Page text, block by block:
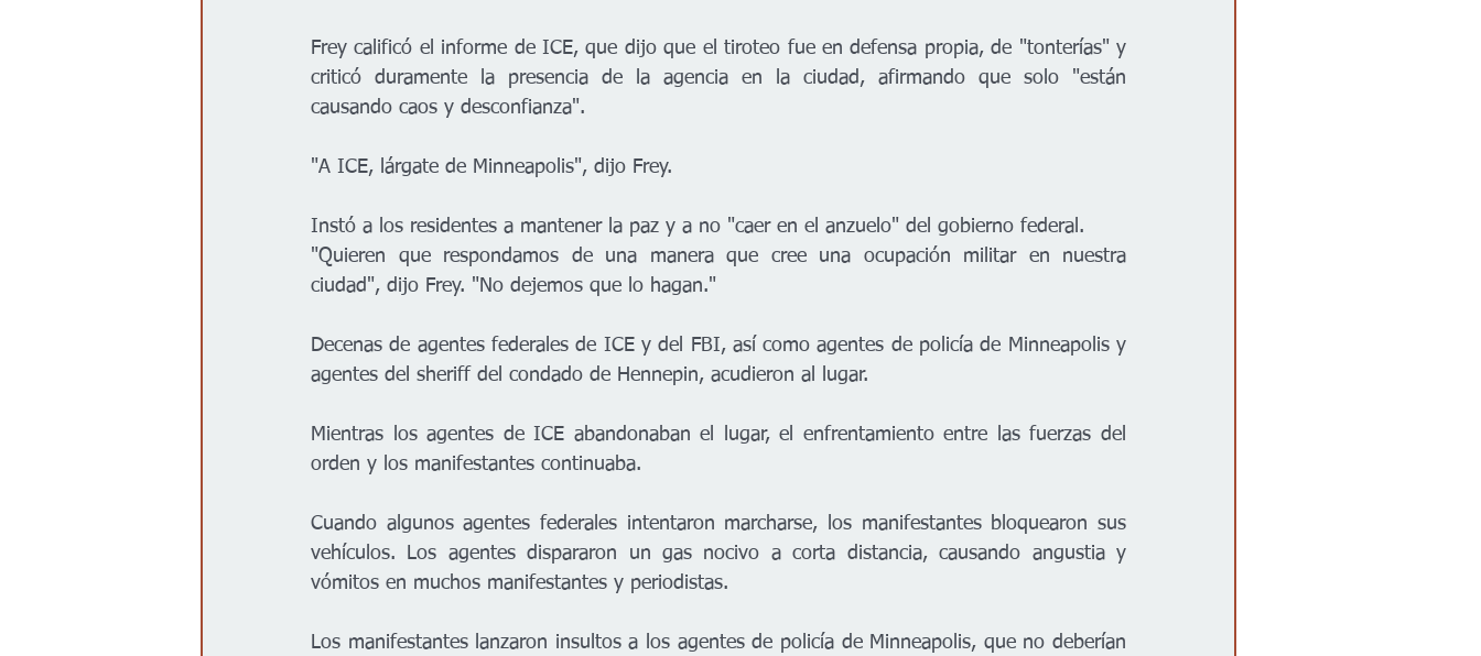
Frey calificó el informe de ICE, que dijo que el tiroteo fue en defensa propia, de "tonterías" y
criticó duramente la presencia de la agencia en la ciudad, afirmando que solo "están
causando caos y desconfianza".
"A ICE, lárgate de Minneapolis", dijo Frey.
Instó a los residentes a mantener la paz y a no "caer en el anzuelo" del gobierno federal.
"Quieren que respondamos de una manera que cree una ocupación militar en nuestra
ciudad", dijo Frey. "No dejemos que lo hagan."
Decenas de agentes federales de ICE y del FBI, así como agentes de policía de Minneapolis y
agentes del sheriff del condado de Hennepin, acudieron al lugar.
Mientras los agentes de ICE abandonaban el lugar, el enfrentamiento entre las fuerzas del
orden y los manifestantes continuaba.
Cuando algunos agentes federales intentaron marcharse, los manifestantes bloquearon sus
vehículos. Los agentes dispararon un gas nocivo a corta distancia, causando angustia y
vómitos en muchos manifestantes y periodistas.
Los manifestantes lanzaron insultos a los agentes de policía de Minneapolis, que no deberían